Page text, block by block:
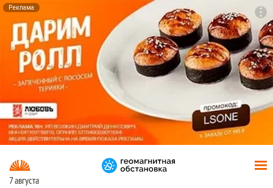
Реклама
7 августа